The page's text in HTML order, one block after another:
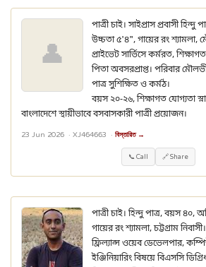
👤
পাত্রী চাই। সাইপ্রাস প্রবাসী
উচ্চতা ৫'৪", গায়ের রং শ্যামলা,
প্রাইভেট সার্ভিসে কর্মরত,
পিতা অবসরপ্রাপ্ত। পরিবার
পাত্র সুশিক্ষিত ও কর্মঠ।
বয়স ২০-২৬, শিক্ষাগত যোগ্যতা
বাংলাদেশে স্থায়ীভাবে বসবাসকারী পাত্রী প্রয়োজন।
23 Jun 2026 · XJ464663 · বিস্তারিত →
📞 Call 🔗 Share
পাত্রী চাই। হিন্দু পাত্র, বয়স ৪০,
গায়ের রং শ্যামলা, চট্টগ্রাম নিবাসী।
ফ্রিল্যান্স ওয়েব ডেভেলপার,
ইঞ্জিনিয়ারিং বিষয়ে বিএসসি